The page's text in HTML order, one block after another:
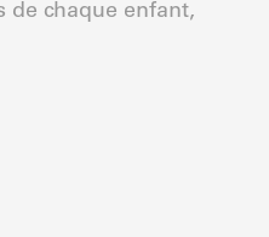
de chaque enfant,